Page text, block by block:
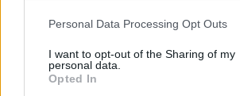
Please note that this website/app uses
not limited to your visit or usage behaviour.
grant or deny consent to Google and its
use your data for below specified
Personal Data Processing Opt Outs
I want to opt-out of the Sharing of my
personal data.
Opted In
Add Comment*